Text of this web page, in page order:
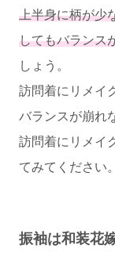
上半身に柄が少
してもバランス
しょう。
訪問着にリメイ
バランスが崩れ
訪問着にリメイ
てみてください。
振袖は和装花